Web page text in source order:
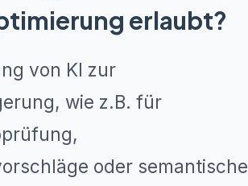
erlaubt?
von KI zur
wie z.B. für
oder semantische